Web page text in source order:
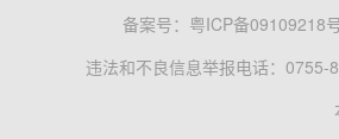
备案号： 粤ICP备09109218
违法和不良信息举报电话：0755-